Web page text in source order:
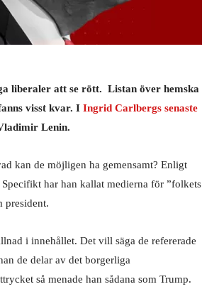
liberaler att se rött. Listan över hemska
visst kvar. I Ingrid Carlbergs senaste
Lenin.
kan de möjligen ha gemensamt? Enligt
har han kallat medierna för ”folkets
president.
i innehållet. Det vill säga de refererade
de delar av det borgerliga
så menade han sådana som Trump.